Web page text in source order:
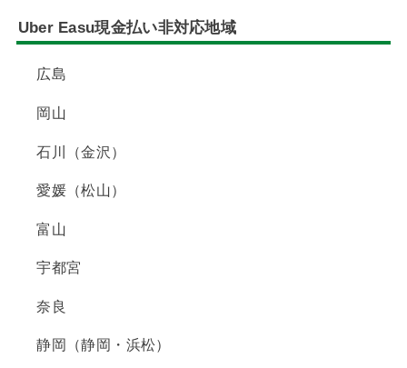
Uber Easu現金払い非対応地域
広島
岡山
石川（金沢）
愛媛（松山）
富山
宇都宮
奈良
静岡（静岡・浜松）